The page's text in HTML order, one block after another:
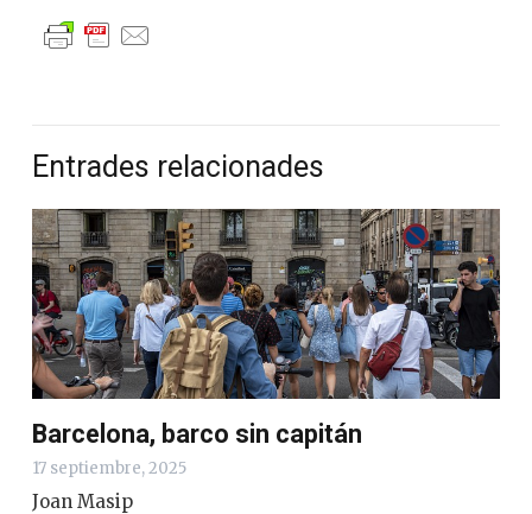
Entrades relacionades
Barcelona, ​​barco sin capitán
17 septiembre, 2025
Joan Masip